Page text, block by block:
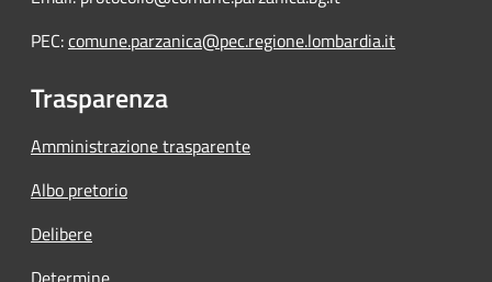
PEC:comune.parzanica@pec.regione.lombardia.it
Trasparenza
Amministrazione trasparente
Albo pretorio
Delibere